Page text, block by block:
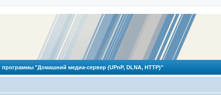
программы "Домашний медиа-сервер (UPnP, DLNA, HTTP)"